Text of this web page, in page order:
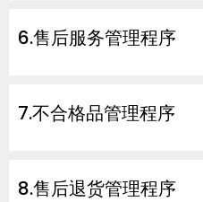
6.售后服务管理程序
7.不合格品管理程序
8.售后退货管理程序